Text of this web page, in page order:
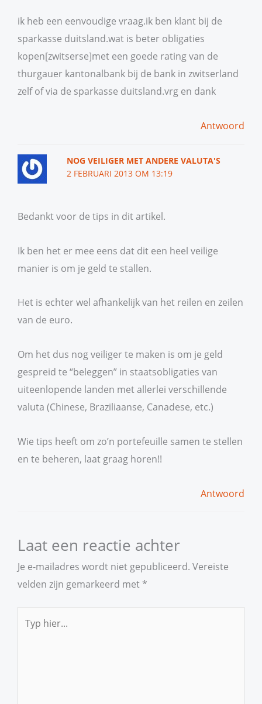
ik heb een eenvoudige vraag.ik ben klant bij de
sparkasse duitsland.wat is beter obligaties
kopen[zwitserse]met een goede rating van de
thurgauer kantonalbank bij de bank in zwitserland
zelf of via de sparkasse duitsland.vrg en dank
Antwoord
NOG VEILIGER MET ANDERE VALUTA'S
2 FEBRUARI 2013 OM 13:19
Bedankt voor de tips in dit artikel.
Ik ben het er mee eens dat dit een heel veilige
manier is om je geld te stallen.
Het is echter wel afhankelijk van het reilen en zeilen
van de euro.
Om het dus nog veiliger te maken is om je geld
gespreid te “beleggen” in staatsobligaties van
uiteenlopende landen met allerlei verschillende
valuta (Chinese, Braziliaanse, Canadese, etc.)
Wie tips heeft om zo’n portefeuille samen te stellen
en te beheren, laat graag horen!!
Antwoord
Laat een reactie achter
Je e-mailadres wordt niet gepubliceerd. Vereiste
velden zijn gemarkeerd met *
hier...